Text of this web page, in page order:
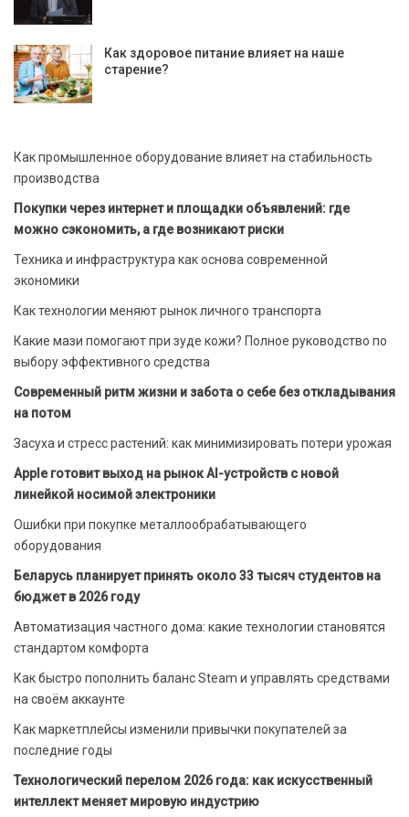
Как здоровое питание влияет на наше
старение?
Как промышленное оборудование влияет на стабильность
производства
Покупки через интернет и площадки объявлений: где
можно сэкономить, а где возникают риски
Техника и инфраструктура как основа современной
экономики
Как технологии меняют рынок личного транспорта
Какие мази помогают при зуде кожи? Полное руководство по
выбору эффективного средства
Современный ритм жизни и забота о себе без откладывания
на потом
Засуха и стресс растений: как минимизировать потери урожая
Apple готовит выход на рынок AI-устройств с новой
линейкой носимой электроники
Ошибки при покупке металлообрабатывающего
оборудования
Беларусь планирует принять около 33 тысяч студентов на
бюджет в 2026 году
Автоматизация частного дома: какие технологии становятся
стандартом комфорта
Как быстро пополнить баланс Steam и управлять средствами
на своём аккаунте
Как маркетплейсы изменили привычки покупателей за
последние годы
Технологический перелом 2026 года: как искусственный
интеллект меняет мировую индустрию